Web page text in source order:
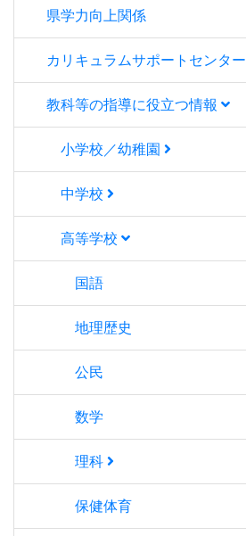
県学力向上関係
カリキュラムサポートセンター
教科等の指導に役立つ情報
小学校／幼稚園
中学校
高等学校
国語
地理歴史
公民
数学
理科
保健体育